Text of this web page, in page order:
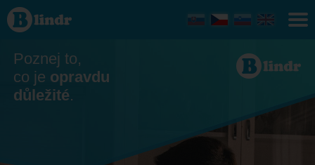
Seznamka
Poznej to,
co je opravdu
důležité.